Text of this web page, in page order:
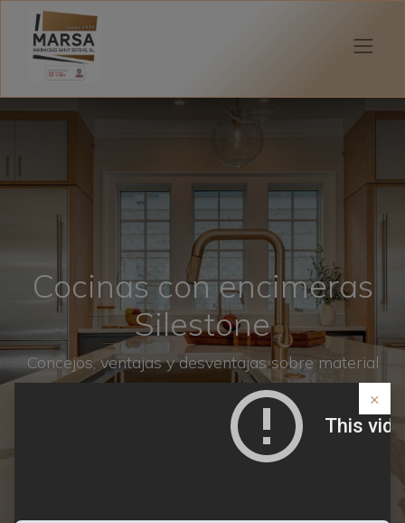
Cocinas con encimeras
Silestone
Concejos, ventajas y desventajas sobre material
×